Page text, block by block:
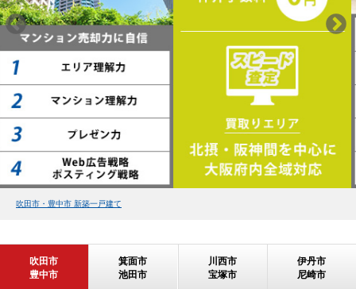
吹田市・豊中市 新築一戸建て
吹田市
豊中市
箕面市
池田市
川西市
宝塚市
伊丹市
尼崎市